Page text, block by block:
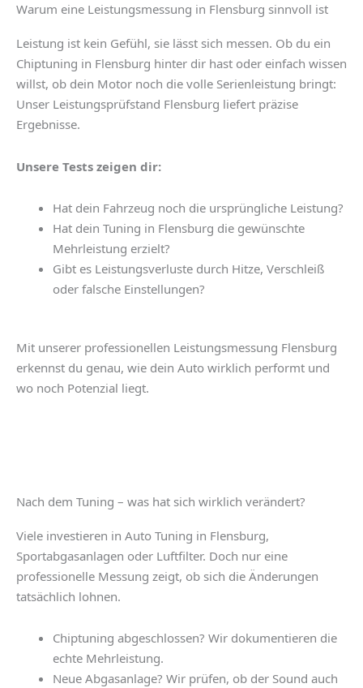
Warum eine Leistungsmessung in Flensburg sinnvoll ist
Leistung ist kein Gefühl, sie lässt sich messen. Ob du ein
Chiptuning in Flensburg hinter dir hast oder einfach wissen
willst, ob dein Motor noch die volle Serienleistung bringt:
Unser Leistungsprüfstand Flensburg liefert präzise
Ergebnisse.
Unsere Tests zeigen dir:
Hat dein Fahrzeug noch die ursprüngliche Leistung?
Hat dein Tuning in Flensburg die gewünschte
Mehrleistung erzielt?
Gibt es Leistungsverluste durch Hitze, Verschleiß
oder falsche Einstellungen?
Mit unserer professionellen Leistungsmessung Flensburg
erkennst du genau, wie dein Auto wirklich performt und
wo noch Potenzial liegt.
Nach dem Tuning – was hat sich wirklich verändert?
Viele investieren in Auto Tuning in Flensburg,
Sportabgasanlagen oder Luftfilter. Doch nur eine
professionelle Messung zeigt, ob sich die Änderungen
tatsächlich lohnen.
Chiptuning abgeschlossen? Wir dokumentieren die
echte Mehrleistung.
Neue Abgasanlage? Wir prüfen, ob der Sound auch